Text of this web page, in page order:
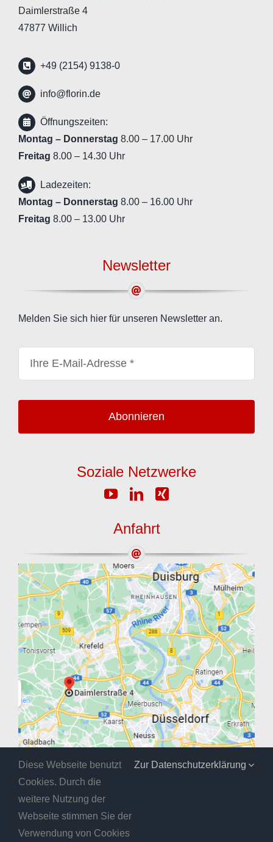
Daimlerstraße 4
47877 Willich
+49 (2154) 9138-0
info@florin.de
Öffnungszeiten:
Montag – Donnerstag 8.00 – 17.00 Uhr
Freitag 8.00 – 14.30 Uhr
Ladezeiten:
Montag – Donnerstag 8.00 – 16.00 Uhr
Freitag 8.00 – 13.00 Uhr
Newsletter
Melden Sie sich hier für unseren Newsletter an.
Abonnieren
Soziale Netzwerke
Anfahrt
Diese Webseite benutzt
Cookies. Durch die
weitere Nutzung der
Webseite stimmen Sie der
Verwendung von Cookies
Zur Datenschutzerklärung